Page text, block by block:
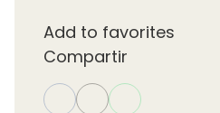
Add to favorites
Compartir